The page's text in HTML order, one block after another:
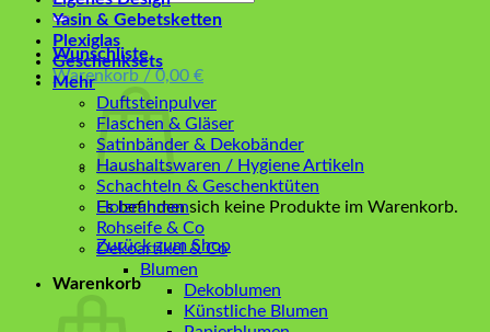
nach:
Wunschliste
Warenkorb / 0,00 €
Es befinden sich keine Produkte im Warenkorb.
Zurück zum Shop
Warenkorb
Yasin & Gebetsketten
Plexiglas
Geschenksets
Mehr
Duftsteinpulver
Flaschen & Gläser
Satinbänder & Dekobänder
Haushaltswaren / Hygiene Artikeln
Schachteln & Geschenktüten
Holzrahmen
Rohseife & Co
Dekoartikel & Co
Blumen
Dekoblumen
Künstliche Blumen